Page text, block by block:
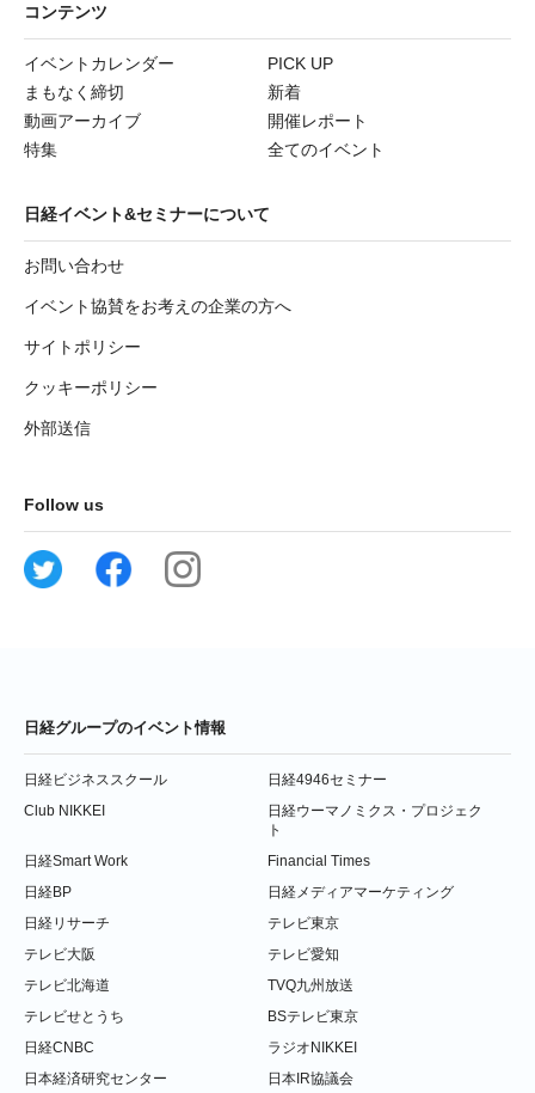
コンテンツ
イベントカレンダー
PICK UP
まもなく締切
新着
動画アーカイブ
開催レポート
特集
全てのイベント
日経イベント&セミナーについて
お問い合わせ
イベント協賛をお考えの企業の方へ
サイトポリシー
クッキーポリシー
外部送信
Follow us
日経グループのイベント情報
日経ビジネススクール
日経4946セミナー
Club NIKKEI
日経ウーマノミクス・プロジェク
ト
日経Smart Work
Financial Times
日経BP
日経メディアマーケティング
日経リサーチ
テレビ東京
テレビ大阪
テレビ愛知
テレビ北海道
TVQ九州放送
テレビせとうち
BSテレビ東京
日経CNBC
ラジオNIKKEI
日本経済研究センター
日本IR協議会